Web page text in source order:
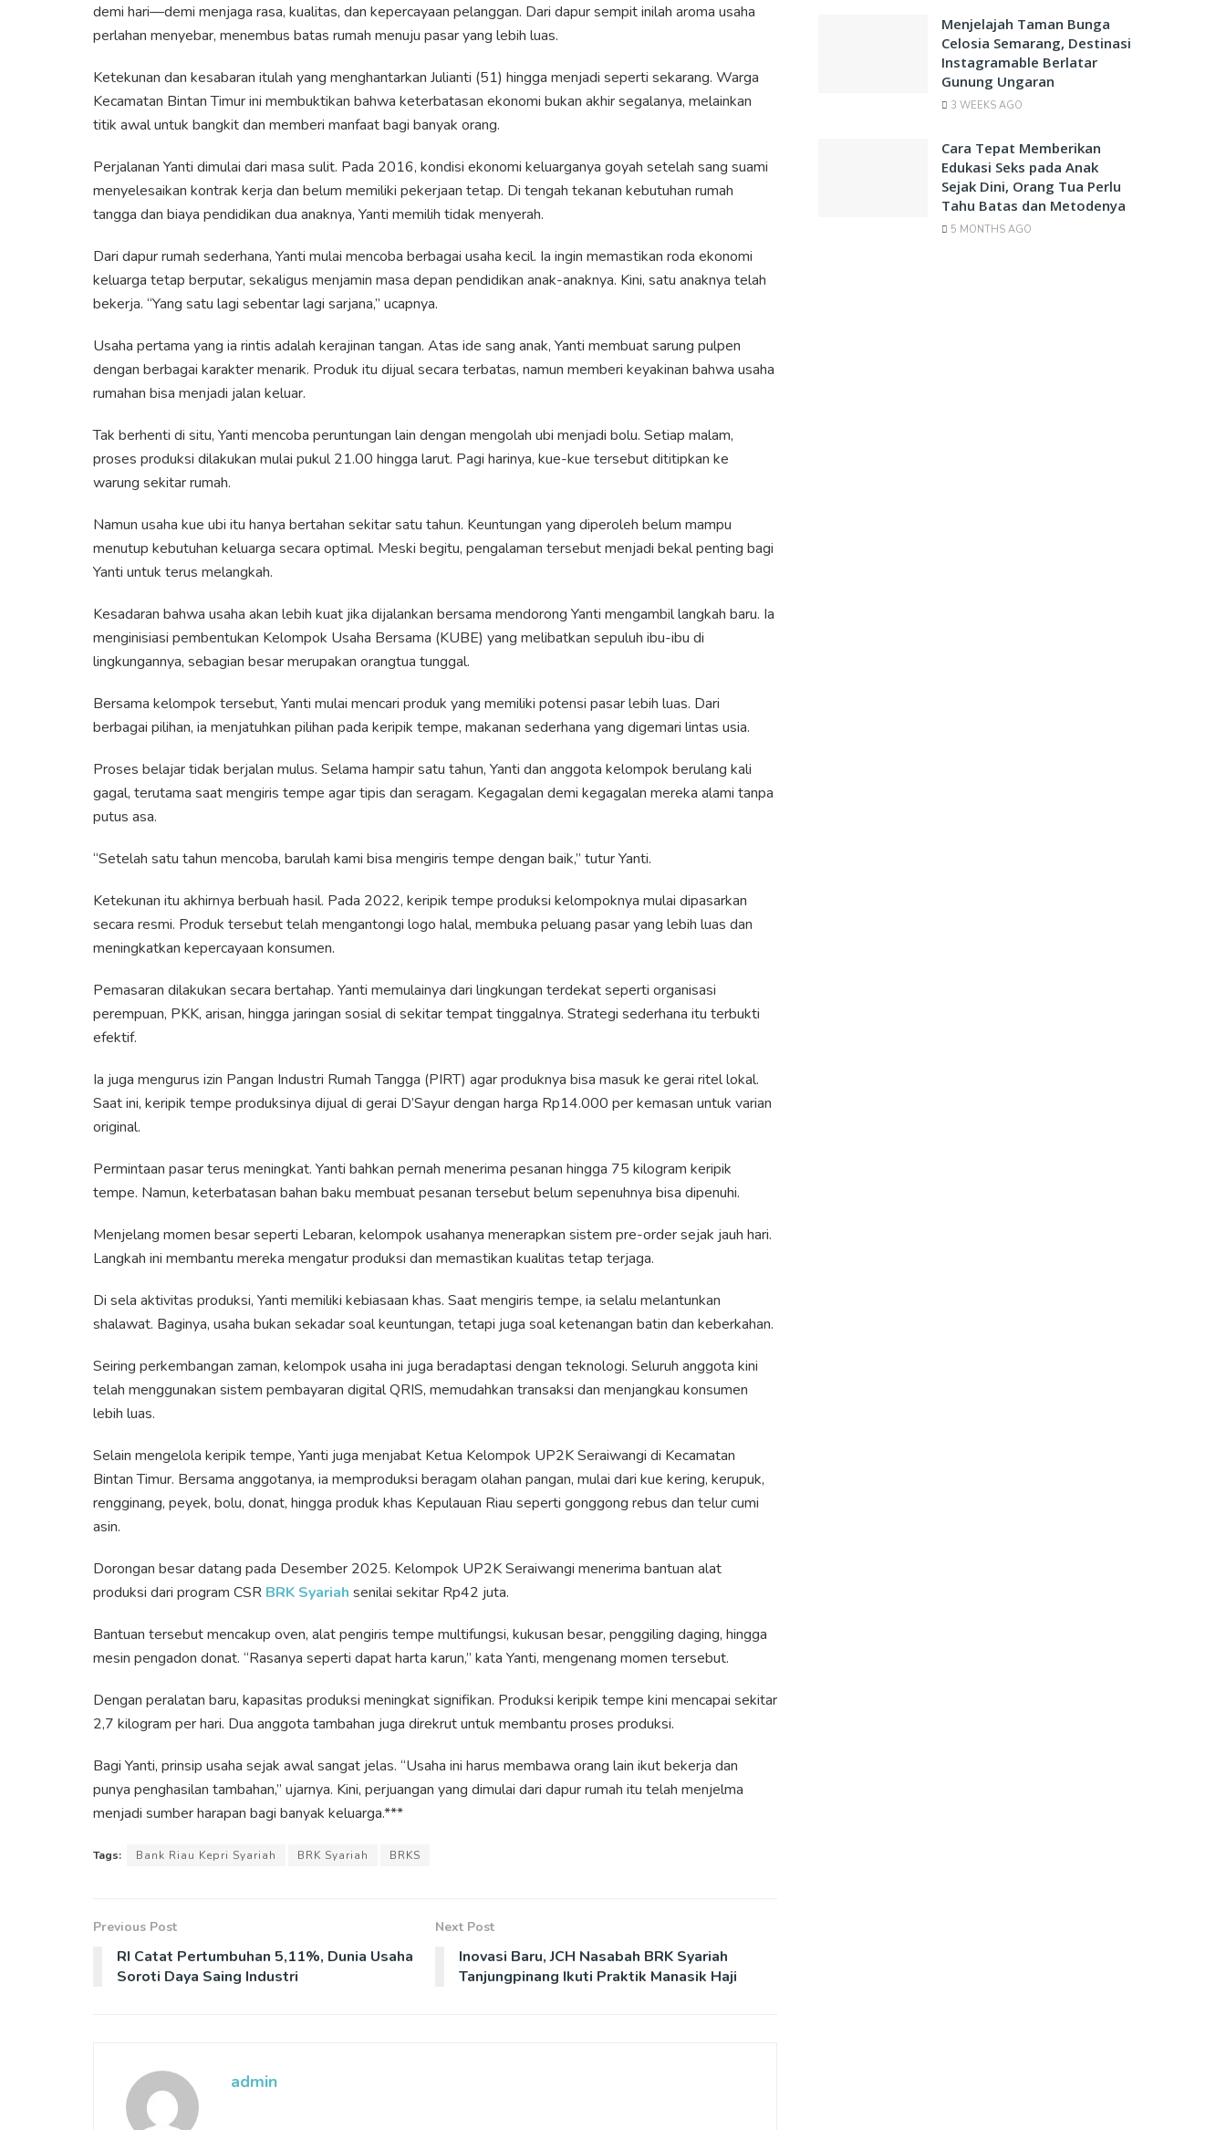
demi hari—demi menjaga rasa, kualitas, dan kepercayaan pelanggan. Dari dapur sempit inilah aroma usaha
perlahan menyebar, menembus batas rumah menuju pasar yang lebih luas.
Ketekunan dan kesabaran itulah yang menghantarkan Julianti (51) hingga menjadi seperti sekarang. Warga
Kecamatan Bintan Timur ini membuktikan bahwa keterbatasan ekonomi bukan akhir segalanya, melainkan
titik awal untuk bangkit dan memberi manfaat bagi banyak orang.
Perjalanan Yanti dimulai dari masa sulit. Pada 2016, kondisi ekonomi keluarganya goyah setelah sang suami
menyelesaikan kontrak kerja dan belum memiliki pekerjaan tetap. Di tengah tekanan kebutuhan rumah
tangga dan biaya pendidikan dua anaknya, Yanti memilih tidak menyerah.
Dari dapur rumah sederhana, Yanti mulai mencoba berbagai usaha kecil. Ia ingin memastikan roda ekonomi
keluarga tetap berputar, sekaligus menjamin masa depan pendidikan anak-anaknya. Kini, satu anaknya telah
bekerja. “Yang satu lagi sebentar lagi sarjana,” ucapnya.
Usaha pertama yang ia rintis adalah kerajinan tangan. Atas ide sang anak, Yanti membuat sarung pulpen
dengan berbagai karakter menarik. Produk itu dijual secara terbatas, namun memberi keyakinan bahwa usaha
rumahan bisa menjadi jalan keluar.
Tak berhenti di situ, Yanti mencoba peruntungan lain dengan mengolah ubi menjadi bolu. Setiap malam,
proses produksi dilakukan mulai pukul 21.00 hingga larut. Pagi harinya, kue-kue tersebut dititipkan ke
warung sekitar rumah.
Namun usaha kue ubi itu hanya bertahan sekitar satu tahun. Keuntungan yang diperoleh belum mampu
menutup kebutuhan keluarga secara optimal. Meski begitu, pengalaman tersebut menjadi bekal penting bagi
Yanti untuk terus melangkah.
Kesadaran bahwa usaha akan lebih kuat jika dijalankan bersama mendorong Yanti mengambil langkah baru. Ia
menginisiasi pembentukan Kelompok Usaha Bersama (KUBE) yang melibatkan sepuluh ibu-ibu di
lingkungannya, sebagian besar merupakan orangtua tunggal.
Bersama kelompok tersebut, Yanti mulai mencari produk yang memiliki potensi pasar lebih luas. Dari
berbagai pilihan, ia menjatuhkan pilihan pada keripik tempe, makanan sederhana yang digemari lintas usia.
Proses belajar tidak berjalan mulus. Selama hampir satu tahun, Yanti dan anggota kelompok berulang kali
gagal, terutama saat mengiris tempe agar tipis dan seragam. Kegagalan demi kegagalan mereka alami tanpa
putus asa.
“Setelah satu tahun mencoba, barulah kami bisa mengiris tempe dengan baik,” tutur Yanti.
Ketekunan itu akhirnya berbuah hasil. Pada 2022, keripik tempe produksi kelompoknya mulai dipasarkan
secara resmi. Produk tersebut telah mengantongi logo halal, membuka peluang pasar yang lebih luas dan
meningkatkan kepercayaan konsumen.
Pemasaran dilakukan secara bertahap. Yanti memulainya dari lingkungan terdekat seperti organisasi
perempuan, PKK, arisan, hingga jaringan sosial di sekitar tempat tinggalnya. Strategi sederhana itu terbukti
efektif.
Ia juga mengurus izin Pangan Industri Rumah Tangga (PIRT) agar produknya bisa masuk ke gerai ritel lokal.
Saat ini, keripik tempe produksinya dijual di gerai D’Sayur dengan harga Rp14.000 per kemasan untuk varian
original.
Permintaan pasar terus meningkat. Yanti bahkan pernah menerima pesanan hingga 75 kilogram keripik
tempe. Namun, keterbatasan bahan baku membuat pesanan tersebut belum sepenuhnya bisa dipenuhi.
Menjelang momen besar seperti Lebaran, kelompok usahanya menerapkan sistem pre-order sejak jauh hari.
Langkah ini membantu mereka mengatur produksi dan memastikan kualitas tetap terjaga.
Di sela aktivitas produksi, Yanti memiliki kebiasaan khas. Saat mengiris tempe, ia selalu melantunkan
shalawat. Baginya, usaha bukan sekadar soal keuntungan, tetapi juga soal ketenangan batin dan keberkahan.
Seiring perkembangan zaman, kelompok usaha ini juga beradaptasi dengan teknologi. Seluruh anggota kini
telah menggunakan sistem pembayaran digital QRIS, memudahkan transaksi dan menjangkau konsumen
lebih luas.
Selain mengelola keripik tempe, Yanti juga menjabat Ketua Kelompok UP2K Seraiwangi di Kecamatan
Bintan Timur. Bersama anggotanya, ia memproduksi beragam olahan pangan, mulai dari kue kering, kerupuk,
rengginang, peyek, bolu, donat, hingga produk khas Kepulauan Riau seperti gonggong rebus dan telur cumi
asin.
Dorongan besar datang pada Desember 2025. Kelompok UP2K Seraiwangi menerima bantuan alat
produksi dari program CSR BRK Syariah senilai sekitar Rp42 juta.
Bantuan tersebut mencakup oven, alat pengiris tempe multifungsi, kukusan besar, penggiling daging, hingga
mesin pengadon donat. “Rasanya seperti dapat harta karun,” kata Yanti, mengenang momen tersebut.
Dengan peralatan baru, kapasitas produksi meningkat signifikan. Produksi keripik tempe kini mencapai sekitar
2,7 kilogram per hari. Dua anggota tambahan juga direkrut untuk membantu proses produksi.
Bagi Yanti, prinsip usaha sejak awal sangat jelas. “Usaha ini harus membawa orang lain ikut bekerja dan
punya penghasilan tambahan,” ujarnya. Kini, perjuangan yang dimulai dari dapur rumah itu telah menjelma
menjadi sumber harapan bagi banyak keluarga.***
Tags: Bank Riau Kepri Syariah BRK Syariah BRKS
Previous Post
RI Catat Pertumbuhan 5,11%, Dunia Usaha
Soroti Daya Saing Industri
Next Post
Inovasi Baru, JCH Nasabah BRK Syariah
Tanjungpinang Ikuti Praktik Manasik Haji
admin
Menjelajah Taman Bunga
Celosia Semarang, Destinasi
Instagramable Berlatar
Gunung Ungaran
3 WEEKS AGO
Cara Tepat Memberikan
Edukasi Seks pada Anak
Sejak Dini, Orang Tua Perlu
Tahu Batas dan Metodenya
5 MONTHS AGO